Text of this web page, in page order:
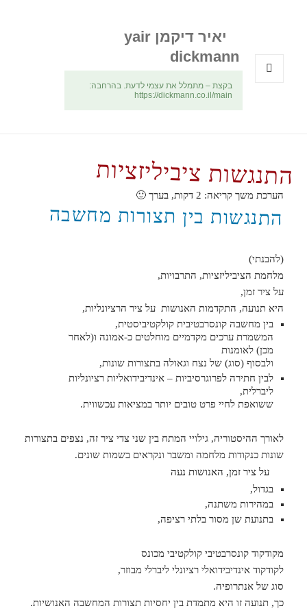
יאיר דיקמן yair
dickmann
בקצת – מתמלל את עצמי לדעת. בהרחבה:
https://dickmann.co.il/main
התנגשות ציביליזציות
הערכת משך קריאה: 2 דקות, בערך 🙂
התנגשות בין תצורות מחשבה
(להבנתי)
מלחמת הציביליזציות, התרבויות,
על ציר זמן,
היא תנועה, התקדמות האנושות על ציר הרציונליות,
בין מחשבה קונסרבטיבית קולקטיביסטית,
המשמרת ערכים מקדמיים מוחלטים כ-אמונה ו(לאחר
מכן) לאומנות
ולבסוף (סוג) של נצח וגאולה בתצורות שונות,
לבין חתירה לפרוגרסיביות – אינדיבידואליות רציונליות
ליברלית,
ששואפת לחיי פרט טובים יותר במציאות עכשווית.
לאורך ההיסטוריה, גילויי המתח בין שני צדי ציר זה, נצפים בתצורות
שונות כנקודות מלחמה ומשבר ונקראים בשמות שונים.
על ציר זמן, האנושות נעה
בגדול,
במהירות משתנה,
בתנועת שן מסור בלתי רציפה,
מקודקוד קונסרבטיבי קולקטיבי מכונס
לקודקוד אינדיבידואלי רציונלי ליברלי מבוזר,
סוג של אנתרופיה.
כך, תנועה זו היא מתמדת בין יחסיות תצורות המחשבה האנושיות.